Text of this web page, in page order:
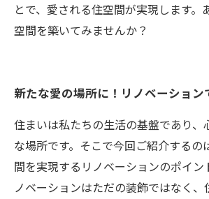
とで、愛される住空間が実現します。
空間を築いてみませんか？
新たな愛の場所に！リノベーション
住まいは私たちの生活の基盤であり、
な場所です。そこで今回ご紹介するの
間を実現するリノベーションのポイン
ノベーションはただの装飾ではなく、